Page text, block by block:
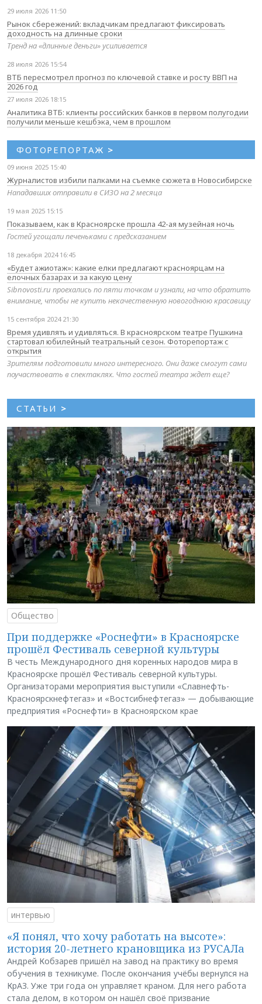
29 июля 2026 11:50
Рынок сбережений: вкладчикам предлагают фиксировать
доходность на длинные сроки
Тренд на «длинные деньги» усиливается
28 июля 2026 15:54
ВТБ пересмотрел прогноз по ключевой ставке и росту ВВП на
2026 год
27 июля 2026 18:15
Аналитика ВТБ: клиенты российских банков в первом полугодии
получили меньше кешбэка, чем в прошлом
ФОТОРЕПОРТАЖ >
09 июня 2025 15:40
Журналистов избили палками на съемке сюжета в Новосибирске
Нападавших отправили в СИЗО на 2 месяца
19 мая 2025 15:15
Показываем, как в Красноярске прошла 42-ая музейная ночь
Гостей угощали печеньками с предсказанием
18 декабря 2024 16:45
«Будет ажиотаж»: какие елки предлагают красноярцам на
елочных базарах и за какую цену
Sibnovosti.ru проехались по пяти точкам и узнали, на что обратить
внимание, чтобы не купить некачественную новогоднюю красавицу
15 сентября 2024 21:30
Время удивлять и удивляться. В красноярском театре Пушкина
стартовал юбилейный театральный сезон. Фоторепортаж с
открытия
Зрителям подготовили много интересного. Они даже смогут сами
поучаствовать в спектаклях. Что гостей театра ждет еще?
СТАТЬИ >
Общество
При поддержке «Роснефти» в Красноярске
прошёл Фестиваль северной культуры
В честь Международного дня коренных народов мира в
Красноярске прошёл Фестиваль северной культуры.
Организаторами мероприятия выступили «Славнефть-
Красноярскнефтегаз» и «Востсибнефтегаз» — добывающие
предприятия «Роснефти» в Красноярском крае
интервью
«Я понял, что хочу работать на высоте»:
история 20-летнего крановщика из РУСАЛа
Андрей Кобзарев пришёл на завод на практику во время
обучения в техникуме. После окончания учёбы вернулся на
КрАЗ. Уже три года он управляет краном. Для него работа
стала делом, в котором он нашёл своё призвание